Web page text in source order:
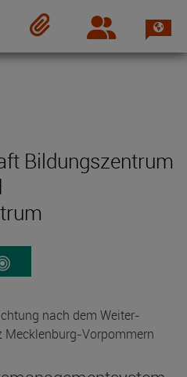
Login
Bildungszentrum
nach dem Weiter­
Vorpommern